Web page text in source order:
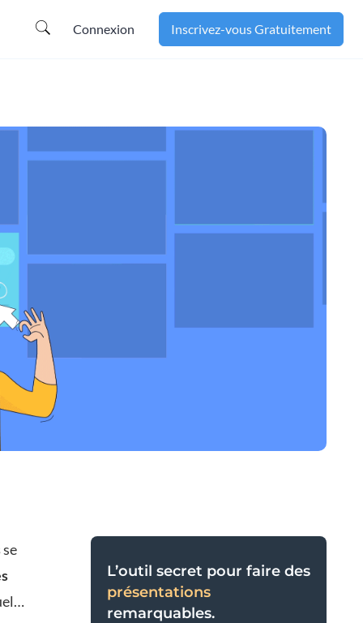
Connexion Inscrivez-vous Gratuitement
se
L’outil secret pour faire des
présentations
remarquables.